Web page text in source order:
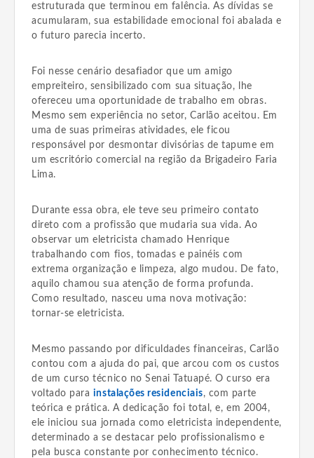
estruturada que terminou em falência. As dívidas se
acumularam, sua estabilidade emocional foi abalada e
o futuro parecia incerto.
Foi nesse cenário desafiador que um amigo
empreiteiro, sensibilizado com sua situação, lhe
ofereceu uma oportunidade de trabalho em obras.
Mesmo sem experiência no setor, Carlão aceitou. Em
uma de suas primeiras atividades, ele ficou
responsável por desmontar divisórias de tapume em
um escritório comercial na região da Brigadeiro Faria
Lima.
Durante essa obra, ele teve seu primeiro contato
direto com a profissão que mudaria sua vida. Ao
observar um eletricista chamado Henrique
trabalhando com fios, tomadas e painéis com
extrema organização e limpeza, algo mudou. De fato,
aquilo chamou sua atenção de forma profunda.
Como resultado, nasceu uma nova motivação:
tornar-se eletricista.
Mesmo passando por dificuldades financeiras, Carlão
contou com a ajuda do pai, que arcou com os custos
de um curso técnico no Senai Tatuapé. O curso era
voltado para instalações residenciais, com parte
teórica e prática. A dedicação foi total, e, em 2004,
ele iniciou sua jornada como eletricista independente,
determinado a se destacar pelo profissionalismo e
pela busca constante por conhecimento técnico.